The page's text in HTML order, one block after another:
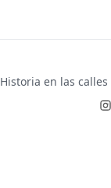
Historia en las calles